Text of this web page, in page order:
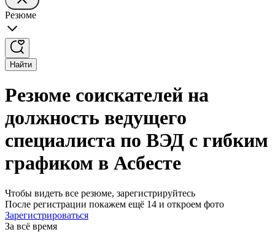
Резюме
Найти
Резюме соискателей на
должность ведущего
специалиста по ВЭД с гибким
графиком в Асбесте
Чтобы видеть все резюме, зарегистрируйтесь
После регистрации покажем ещё 14 и откроем фото
Зарегистрироваться
За всё время